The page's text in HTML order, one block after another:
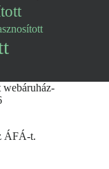
webáruház-
ÁFÁ-t.